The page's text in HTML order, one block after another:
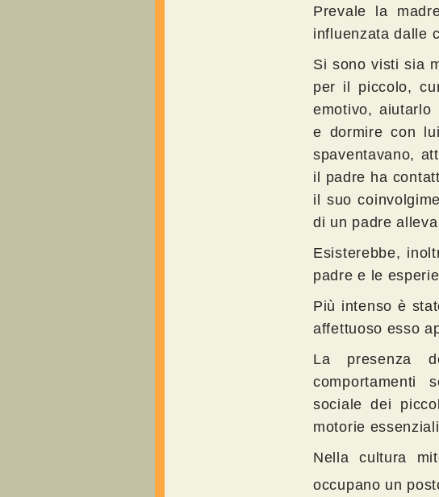
Prevale la
influenzata dalle
Si sono visti sia
per il piccolo,
emotivo, aiutarlo
e dormire con
spaventavano,
il padre ha
il suo
di un padre
Esisterebbe,
padre e le
Più intenso è
affettuoso esso
La presenza
comportamenti
sociale dei
motorie
Nella cultura
occupano un